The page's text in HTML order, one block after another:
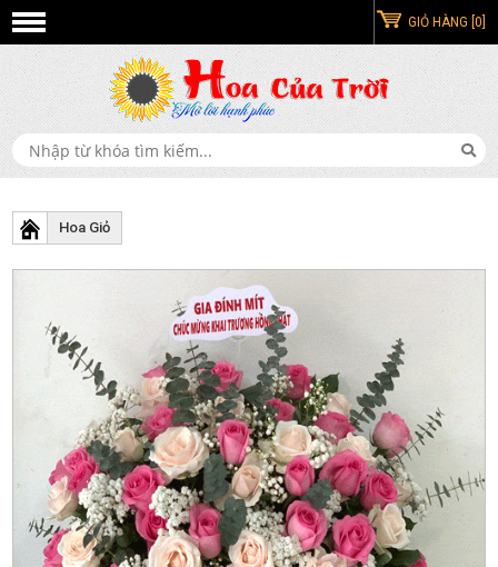
GIỎ HÀNG [0]
Hoa Giỏ